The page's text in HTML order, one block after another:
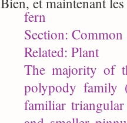
fern
Section: Common
Related: Plant
The majority of
polypody family
familiar